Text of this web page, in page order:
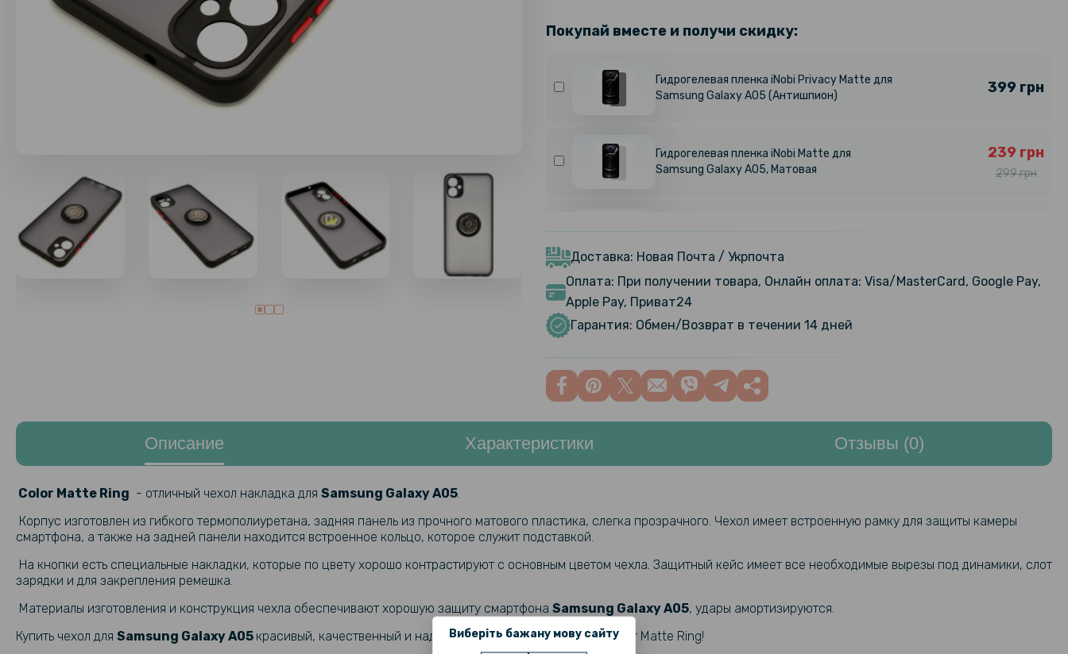
Виберіть бажану мову сайту
Покупай вместе и получи скидку:
Гидрогелевая пленка iNobi Privacy Matte для
Samsung Galaxy A05 (Антишпион)
399 грн
Гидрогелевая пленка iNobi Matte для
Samsung Galaxy A05, Матовая
239 грн
299 грн
Samsung Galaxy A05 на заднюю панель,
Матовая
Защитное стекло 2.5D 0.3mm Tempered
Glass для Samsung Galaxy A05
Защитное стекло Privacy Full Screen для
Samsung Galaxy A05, Black
Доставка: Новая Почта / Укрпочта
Оплата: При получении товара, Онлайн оплата: Visa/MasterCard, Google Pay,
Apple Pay, Приват24
Гарантия: Обмен/Возврат в течении 14 дней
Описание Характеристики Отзывы (0)
Color Matte Ring - отличный чехол накладка для Samsung Galaxy A05​​
Корпус изготовлен из гибкого термополиуретана, задняя панель из прочного матового пластика, слегка прозрачного. Чехол имеет встроенную рамку для защиты камеры
смартфона, а также на задней панели находится встроенное кольцо, которое служит подставкой.
На кнопки есть специальные накладки, которые по цвету хорошо контрастируют с основным цветом чехла. Защитный кейс имеет все необходимые вырезы под динамики, слот
зарядки и для закрепления ремешка.
Материалы изготовления и конструкция чехла обеспечивают хорошую защиту смартфона Samsung Galaxy A05, удары амортизируются.
Купить чехол для Samsung Galaxy A05 красивый, качественный и надежный можно выбрав модель Color Matte Ring!